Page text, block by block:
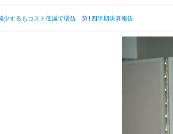
その他
少するもコスト低減で増益 第1四半期決算報告